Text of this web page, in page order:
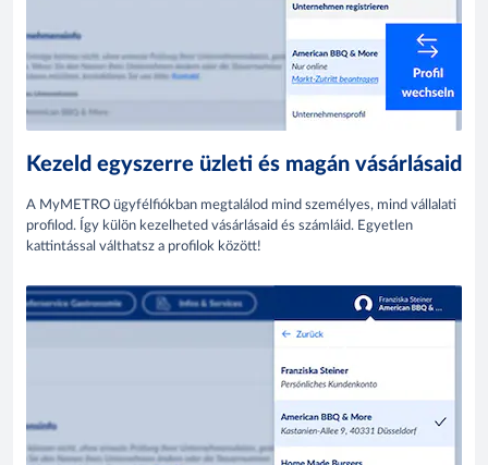
Kezeld egyszerre üzleti és magán vásárlásaid
A MyMETRO ügyfélfiókban megtalálod mind személyes, mind vállalati
profilod. Így külön kezelheted vásárlásaid és számláid. Egyetlen
kattintással válthatsz a profilok között!